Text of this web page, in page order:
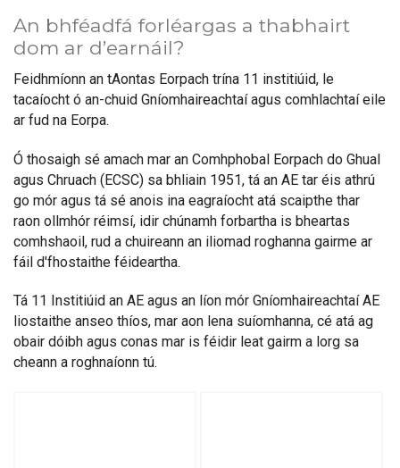
An bhféadfá forléargas a thabhairt
dom ar d’earnáil?
Feidhmíonn an tAontas Eorpach trína 11 institiúid, le
tacaíocht ó an-chuid Gníomhaireachtaí agus comhlachtaí eile
ar fud na Eorpa.
Ó thosaigh sé amach mar an Comhphobal Eorpach do Ghual
agus Chruach (ECSC) sa bhliain 1951, tá an AE tar éis athrú
go mór agus tá sé anois ina eagraíocht atá scaipthe thar
raon ollmhór réimsí, idir chúnamh forbartha is bheartas
comhshaoil, rud a chuireann an iliomad roghanna gairme ar
fáil d'fhostaithe féideartha.
Tá 11 Institiúid an AE agus an líon mór Gníomhaireachtaí AE
liostaithe anseo thíos, mar aon lena suíomhanna, cé atá ag
obair dóibh agus conas mar is féidir leat gairm a lorg sa
cheann a roghnaíonn tú.